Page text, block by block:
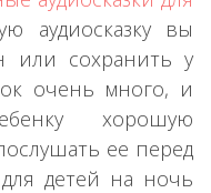
аудиосказку вы
или сохранить у
очень много, и
хорошую
ее перед
детей на ночь